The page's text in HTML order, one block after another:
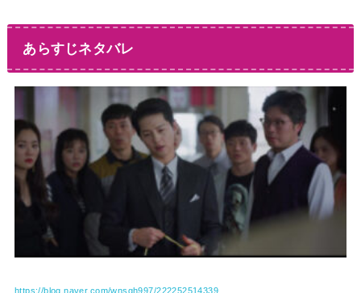
あらすじネタバレ
https://blog.naver.com/wnsgh997/222252514339